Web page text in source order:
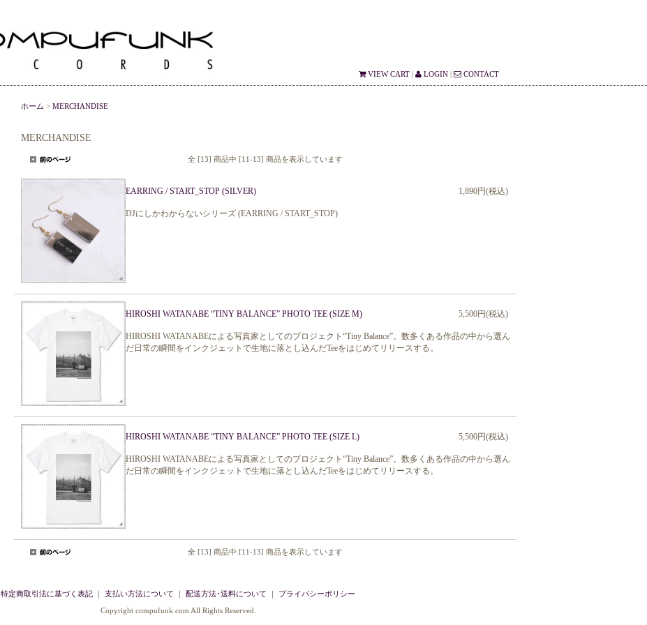
VIEW CART | LOGIN | CONTACT
ホーム > MERCHANDISE
MERCHANDISE
全 [13] 商品中 [11-13] 商品を表示しています
EARRING / START_STOP (SILVER) 1,890円(税込)
DJにしかわからないシリーズ (EARRING / START_STOP)
HIROSHI WATANABE “TINY BALANCE” PHOTO TEE (SIZE M) 5,500円(税込)
HIROSHI WATANABEによる写真家としてのプロジェクト“Tiny Balance”。数多くある作品の中から選ん
だ日常の瞬間をインクジェットで生地に落とし込んだTeeをはじめてリリースする。
HIROSHI WATANABE “TINY BALANCE” PHOTO TEE (SIZE L) 5,500円(税込)
HIROSHI WATANABEによる写真家としてのプロジェクト“Tiny Balance”。数多くある作品の中から選ん
だ日常の瞬間をインクジェットで生地に落とし込んだTeeをはじめてリリースする。
全 [13] 商品中 [11-13] 商品を表示しています
特定商取引法に基づく表記 ｜ 支払い方法について ｜ 配送方法･送料について ｜ プライバシーポリシー
Copyright compufunk.com All Rights Reserved.